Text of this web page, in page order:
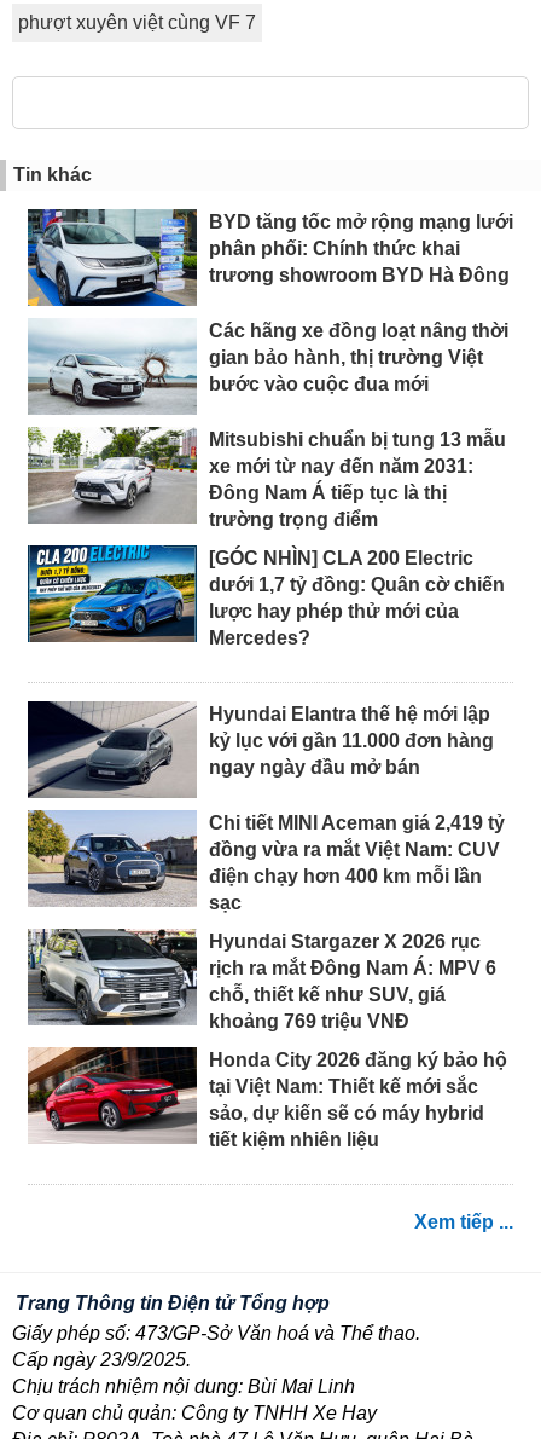
phượt xuyên việt cùng VF 7
Tin khác
BYD tăng tốc mở rộng mạng lưới
phân phối: Chính thức khai
trương showroom BYD Hà Đông
Các hãng xe đồng loạt nâng thời
gian bảo hành, thị trường Việt
bước vào cuộc đua mới
Mitsubishi chuẩn bị tung 13 mẫu
xe mới từ nay đến năm 2031:
Đông Nam Á tiếp tục là thị
trường trọng điểm
[GÓC NHÌN] CLA 200 Electric
dưới 1,7 tỷ đồng: Quân cờ chiến
lược hay phép thử mới của
Mercedes?
Hyundai Elantra thế hệ mới lập
kỷ lục với gần 11.000 đơn hàng
ngay ngày đầu mở bán
Chi tiết MINI Aceman giá 2,419 tỷ
đồng vừa ra mắt Việt Nam: CUV
điện chạy hơn 400 km mỗi lần
sạc
Hyundai Stargazer X 2026 rục
rịch ra mắt Đông Nam Á: MPV 6
chỗ, thiết kế như SUV, giá
khoảng 769 triệu VNĐ
Honda City 2026 đăng ký bảo hộ
tại Việt Nam: Thiết kế mới sắc
sảo, dự kiến sẽ có máy hybrid
tiết kiệm nhiên liệu
Xem tiếp ...
Trang Thông tin Điện tử Tổng hợp
Giấy phép số: 473/GP-Sở Văn hoá và Thể thao.
Cấp ngày 23/9/2025.
Chịu trách nhiệm nội dung: Bùi Mai Linh
Cơ quan chủ quản: Công ty TNHH Xe Hay